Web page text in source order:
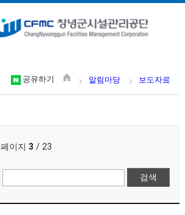
알림마당 보도자료
공유하기
페이지 3 / 23